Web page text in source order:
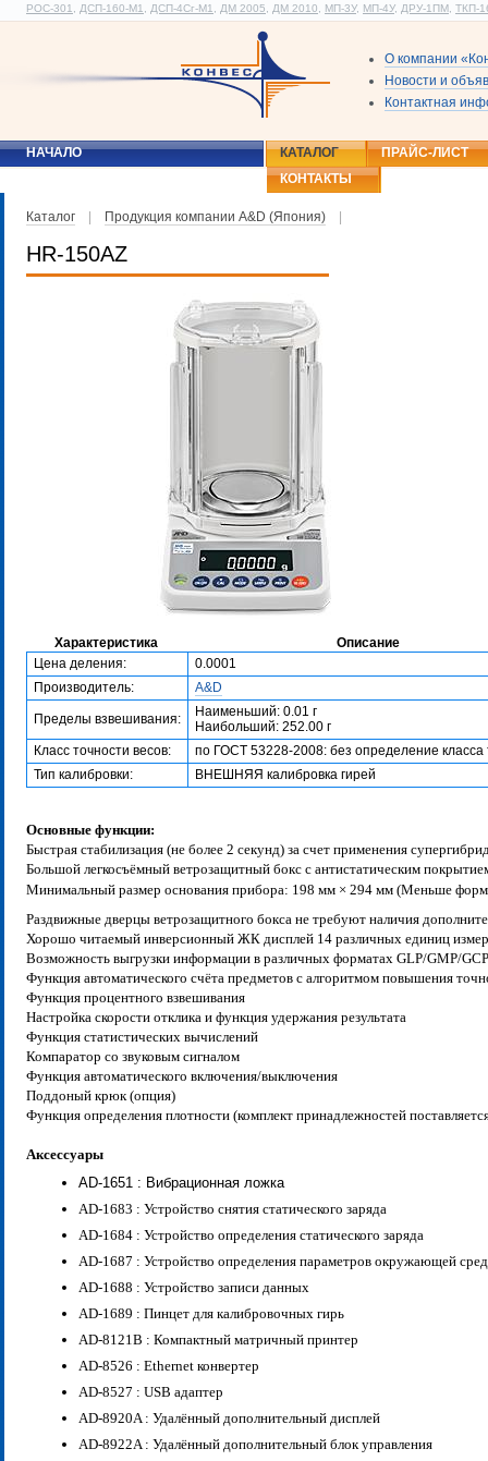
РОС-301 ДСП-160-М1 ДСП-4Сг-М1 ДМ 2005 ДМ 2010 МП-3У, МП-4У, ДРУ-1ПМ ТКП-
О компании
Новости и
Контактная
НАЧАЛО КАТАЛОГ
ПРАЙС-ЛИСТ
КОНТАКТЫ
Каталог Продукция компании A&D (Япония)
HR-150AZ
Характеристика
Описание
Цена деления:
0.0001
Производитель:
A&D
Пределы взвешивания:
Наименьший: 0.01 г
Наибольший: 252.00 г
Класс точности весов:
по ГОСТ 53228-2008: без определение класса
Тип калибровки:
ВНЕШНЯЯ калибровка гирей
Основные функции:
Быстрая стабилизация (не более 2 секунд) за счет применения
Большой легкосъёмный ветрозащитный бокс с антистатическим
Минимальный размер основания прибора: 198 мм × 294 мм (Меньше
Раздвижные дверцы ветрозащитного бокса не требуют наличия
Хорошо читаемый инверсионный ЖК дисплей 14 различных единиц
Возможность выгрузки информации в различных форматах GLP/GMP/
Функция автоматического счёта предметов с алгоритмом повышения
Функция процентного взвешивания
Настройка скорости отклика и функция удержания результата
Функция статистических вычислений
Компаратор со звуковым сигналом
Функция автоматического включения/выключения
Поддоный крюк (опция)
Функция определения плотности (комплект принадлежностей
Аксессуары
AD-1651 : Вибрационная ложка
AD-1683 : Устройство снятия статического заряда
AD-1684 : Устройство определения статического заряда
AD-1687 : Устройство определения параметров окружающей
AD-1688 : Устройство записи данных
AD-1689 : Пинцет для калибровочных гирь
AD-8121B : Компактный матричный принтер
AD-8526 : Ethernet конвертер
AD-8527 : USB адаптер
AD-8920A : Удалённый дополнительный дисплей
AD-8922A : Удалённый дополнительный блок управления